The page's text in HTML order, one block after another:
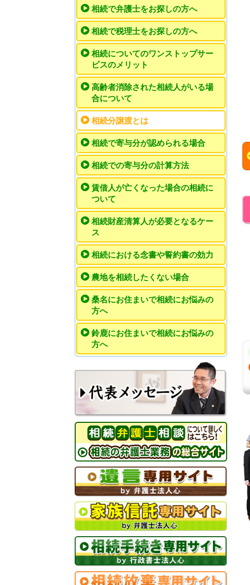
相続で弁護士をお探しの方へ
相続で税理士をお探しの方へ
相続についてのワンストップサー
ビスのメリット
高齢者消除された相続人がいる場
合について
相続分譲渡とは
相続で寄与分が認められる場合
相続での寄与分の計算方法
賃借人が亡くなった場合の相続に
ついて
相続財産清算人が必要となるケー
ス
相続における念書や誓約書の効力
農地を相続したくない場合
桑名にお住まいで相続にお悩みの
方へ
鈴鹿にお住まいで相続にお悩みの
方へ